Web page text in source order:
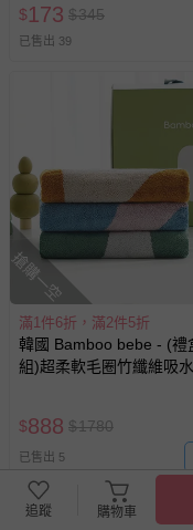
已出貨通知之訊息為
如您收到商品，請
情形，您可申請更
若您對於會員帳號
式、折價券與購物
媽
預購商品：預購為
助取消退款事宜。
商品如因「價格、
會主動以簡訊及
償。
$173 $345
已售出 39
搶購一空
滿1件6折，滿2件5折
韓國 Bamboo bebe - (禮
組)超柔軟毛圈竹纖維吸水
$888 $1780
已售出 5
追蹤 購物車